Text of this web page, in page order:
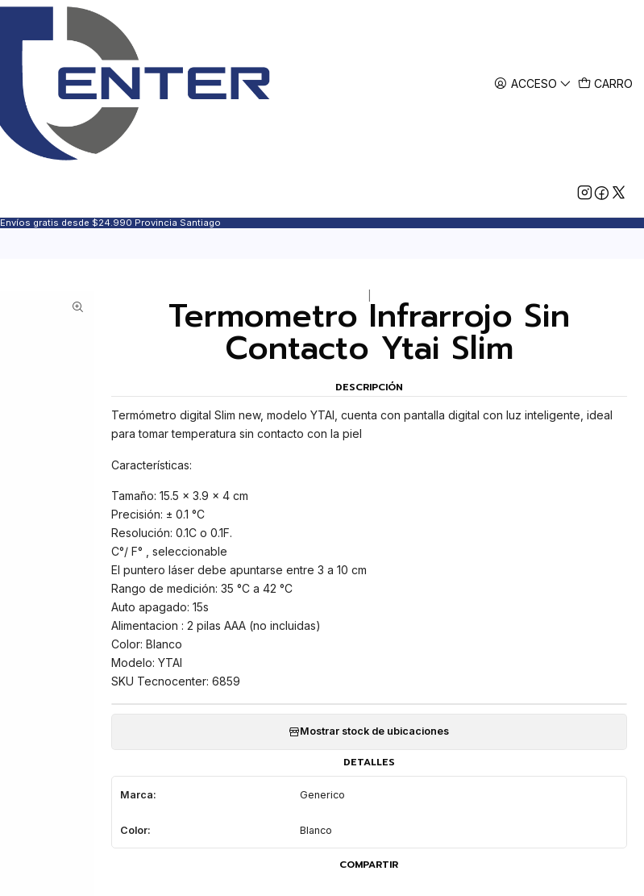
ACCESO CARRO
Envíos gratis desde $24.990 Provincia Santiago
Termometro Infrarrojo Sin
Contacto Ytai Slim
DESCRIPCIÓN
Termómetro digital Slim new, modelo YTAI, cuenta con pantalla digital con luz inteligente, ideal
para tomar temperatura sin contacto con la piel
Características:
Tamaño: 15.5 x 3.9 x 4 cm
Precisión: ± 0.1 °C
Resolución: 0.1C o 0.1F.
C°/ F° , seleccionable
El puntero láser debe apuntarse entre 3 a 10 cm
Rango de medición: 35 °C a 42 °C
Auto apagado: 15s
Alimentacion : 2 pilas AAA (no incluidas)
Color: Blanco
Modelo: YTAI
SKU Tecnocenter: 6859
Mostrar stock de ubicaciones
DETALLES
Marca: Generico
Color: Blanco
COMPARTIR